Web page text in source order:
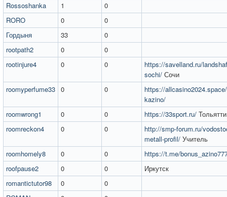
Rossoshanka
1
0
RORO
0
0
Гордыня
33
0
rootpath2
0
0
rootinjure4
0 0
https://savelland.ru/
sochi/ Сочи
roomyperfume33 0 0
https://
kazino/
roomwrong1
0 0 https://33sport.ru/ Тольятти
roomreckon4
0 0
http://smp-forum.ru/
metall-profil/ Учитель
roomhomely8
0 0
https://t.me/
roofpause2
0 0
Иркутск
romantictutor98
0
0